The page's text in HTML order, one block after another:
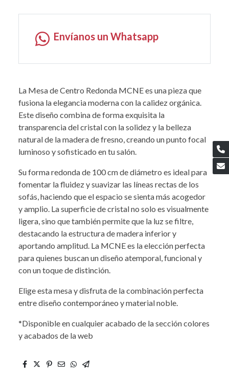
Envíanos un Whatsapp
La Mesa de Centro Redonda MCNE es una pieza que
fusiona la elegancia moderna con la calidez orgánica.
Este diseño combina de forma exquisita la
transparencia del cristal con la solidez y la belleza
natural de la madera de fresno, creando un punto focal
luminoso y sofisticado en tu salón.
Su forma redonda de 100 cm de diámetro es ideal para
fomentar la fluidez y suavizar las líneas rectas de los
sofás, haciendo que el espacio se sienta más acogedor
y amplio. La superficie de cristal no solo es visualmente
ligera, sino que también permite que la luz se filtre,
destacando la estructura de madera inferior y
aportando amplitud. La MCNE es la elección perfecta
para quienes buscan un diseño atemporal, funcional y
con un toque de distinción.
Elige esta mesa y disfruta de la combinación perfecta
entre diseño contemporáneo y material noble.
*Disponible en cualquier acabado de la sección colores
y acabados de la web